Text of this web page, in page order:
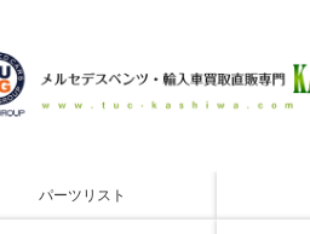
パーツリスト